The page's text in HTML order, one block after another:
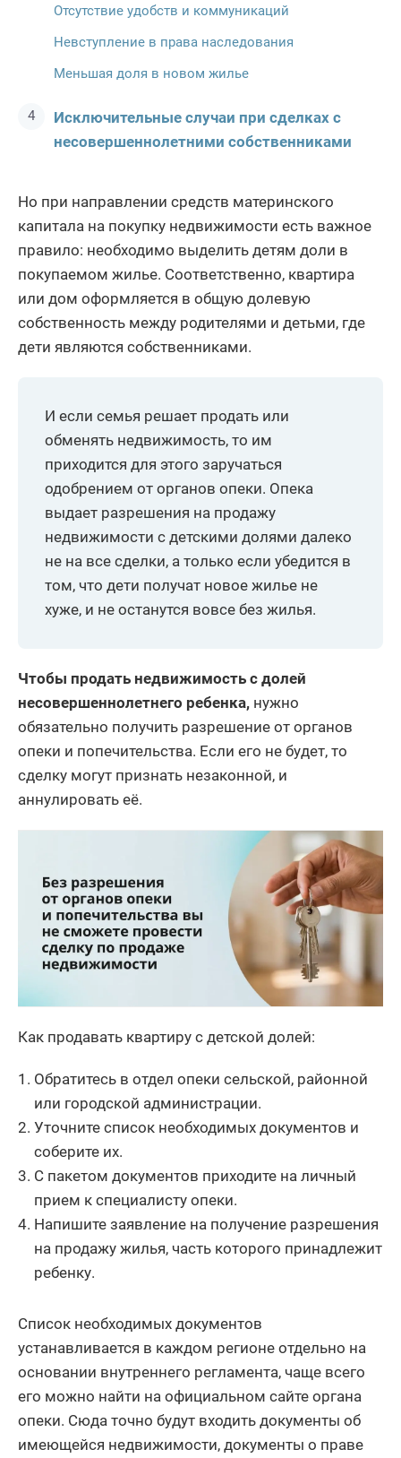
Отсутствие удобств и коммуникаций
Невступление в права наследования
Меньшая доля в новом жилье
Исключительные случаи при сделках с
несовершеннолетними собственниками
Но при направлении средств материнского
капитала на покупку недвижимости есть важное
правило: необходимо выделить детям доли в
покупаемом жилье. Соответственно, квартира
или дом оформляется в общую долевую
собственность между родителями и детьми, где
дети являются собственниками.
И если семья решает продать или
обменять недвижимость, то им
приходится для этого заручаться
одобрением от органов опеки. Опека
выдает разрешения на продажу
недвижимости с детскими долями далеко
не на все сделки, а только если убедится в
том, что дети получат новое жилье не
хуже, и не останутся вовсе без жилья.
Чтобы продать недвижимость с долей
несовершеннолетнего ребенка, нужно
обязательно получить разрешение от органов
опеки и попечительства. Если его не будет, то
сделку могут признать незаконной, и
аннулировать её.
Как продавать квартиру с детской долей:
Обратитесь в отдел опеки сельской, районной
или городской администрации.
Уточните список необходимых документов и
соберите их.
С пакетом документов приходите на личный
прием к специалисту опеки.
Напишите заявление на получение разрешения
на продажу жилья, часть которого принадлежит
ребенку.
Список необходимых документов
устанавливается в каждом регионе отдельно на
основании внутреннего регламента, чаще всего
его можно найти на официальном сайте органа
опеки. Сюда точно будут входить документы об
имеющейся недвижимости, документы о праве